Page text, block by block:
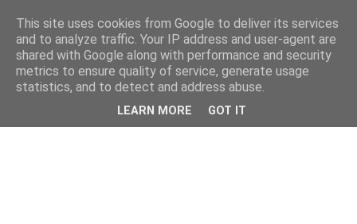
This site uses cookies from Google to deliver its services
and to analyze traffic. Your IP address and user-agent are
shared with Google along with performance and security
metrics to ensure quality of service, generate usage
statistics, and to detect and address abuse.
LEARN MORE GOT IT